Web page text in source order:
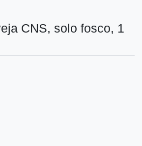
CNS, solo fosco, 1